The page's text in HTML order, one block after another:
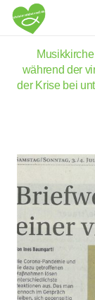
während der
der Krise bei